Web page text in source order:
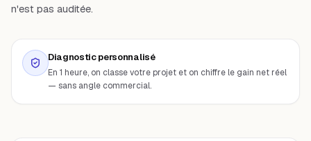
n'est pas auditée.
Diagnostic personnalisé
En 1 heure, on classe votre projet et on chiffre le gain net réel
— sans angle commercial.